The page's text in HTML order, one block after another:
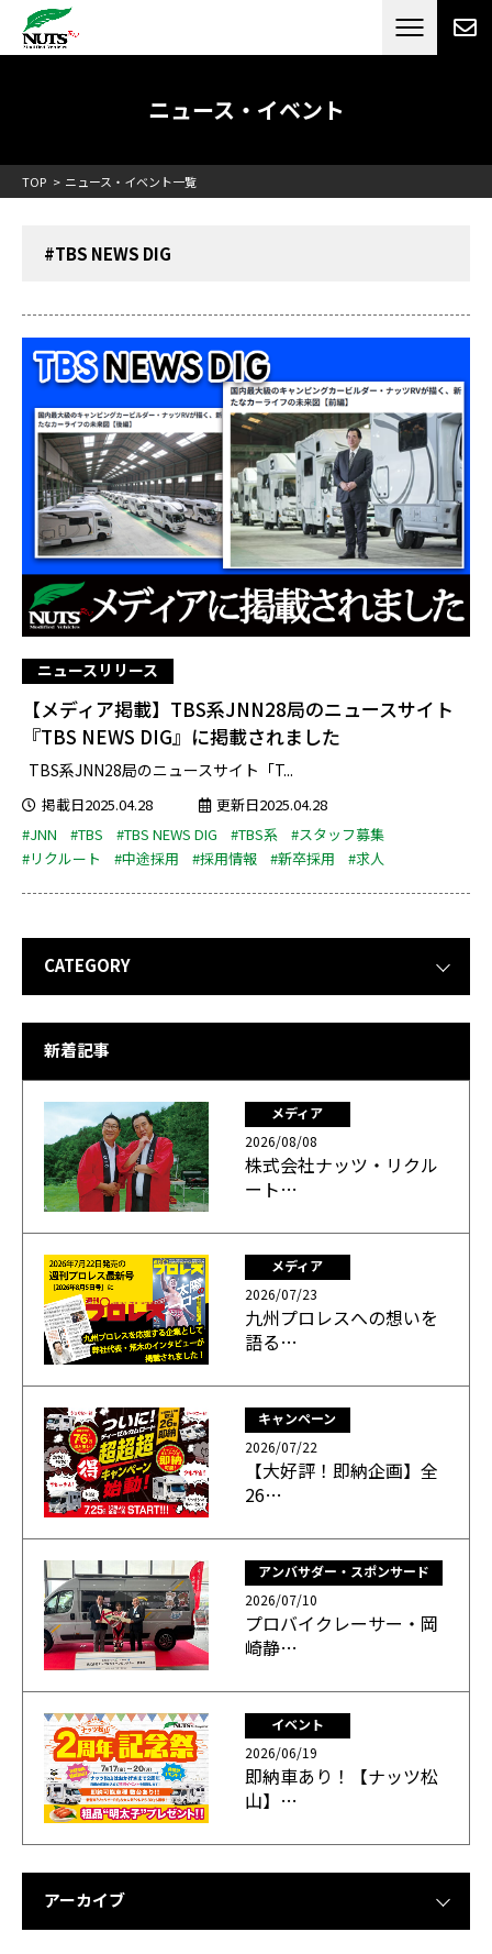
日本最大級のキャンピングカーメーカー
RV[テレビCM放送]
ニュース・イベント
TOP ニュース・イベント一覧
#TBS NEWS DIG
ニュースリリース
【メディア掲載】TBS系JNN28局のニュースサイト
『TBS NEWS DIG』に掲載されました
TBS系JNN28局のニュースサイト「T...
掲載日2025.04.28
更新日2025.04.28
#JNN
#TBS #TBS NEWS DIG #TBS系
#スタッフ募集
#リクルート
#中途採用 #採用情報 #新卒採用 #求人
CATEGORY
新着記事
メディア
2026/08/08
株式会社ナッツ・リクル
ート…
メディア
2026/07/23
九州プロレスへの想いを
語る…
キャンペーン
2026/07/22
【大好評！即納企画】全
26…
アンバサダー・スポンサード
2026/07/10
プロバイクレーサー・岡
崎静…
イベント
2026/06/19
即納車あり！【ナッツ松
山】…
アーカイブ